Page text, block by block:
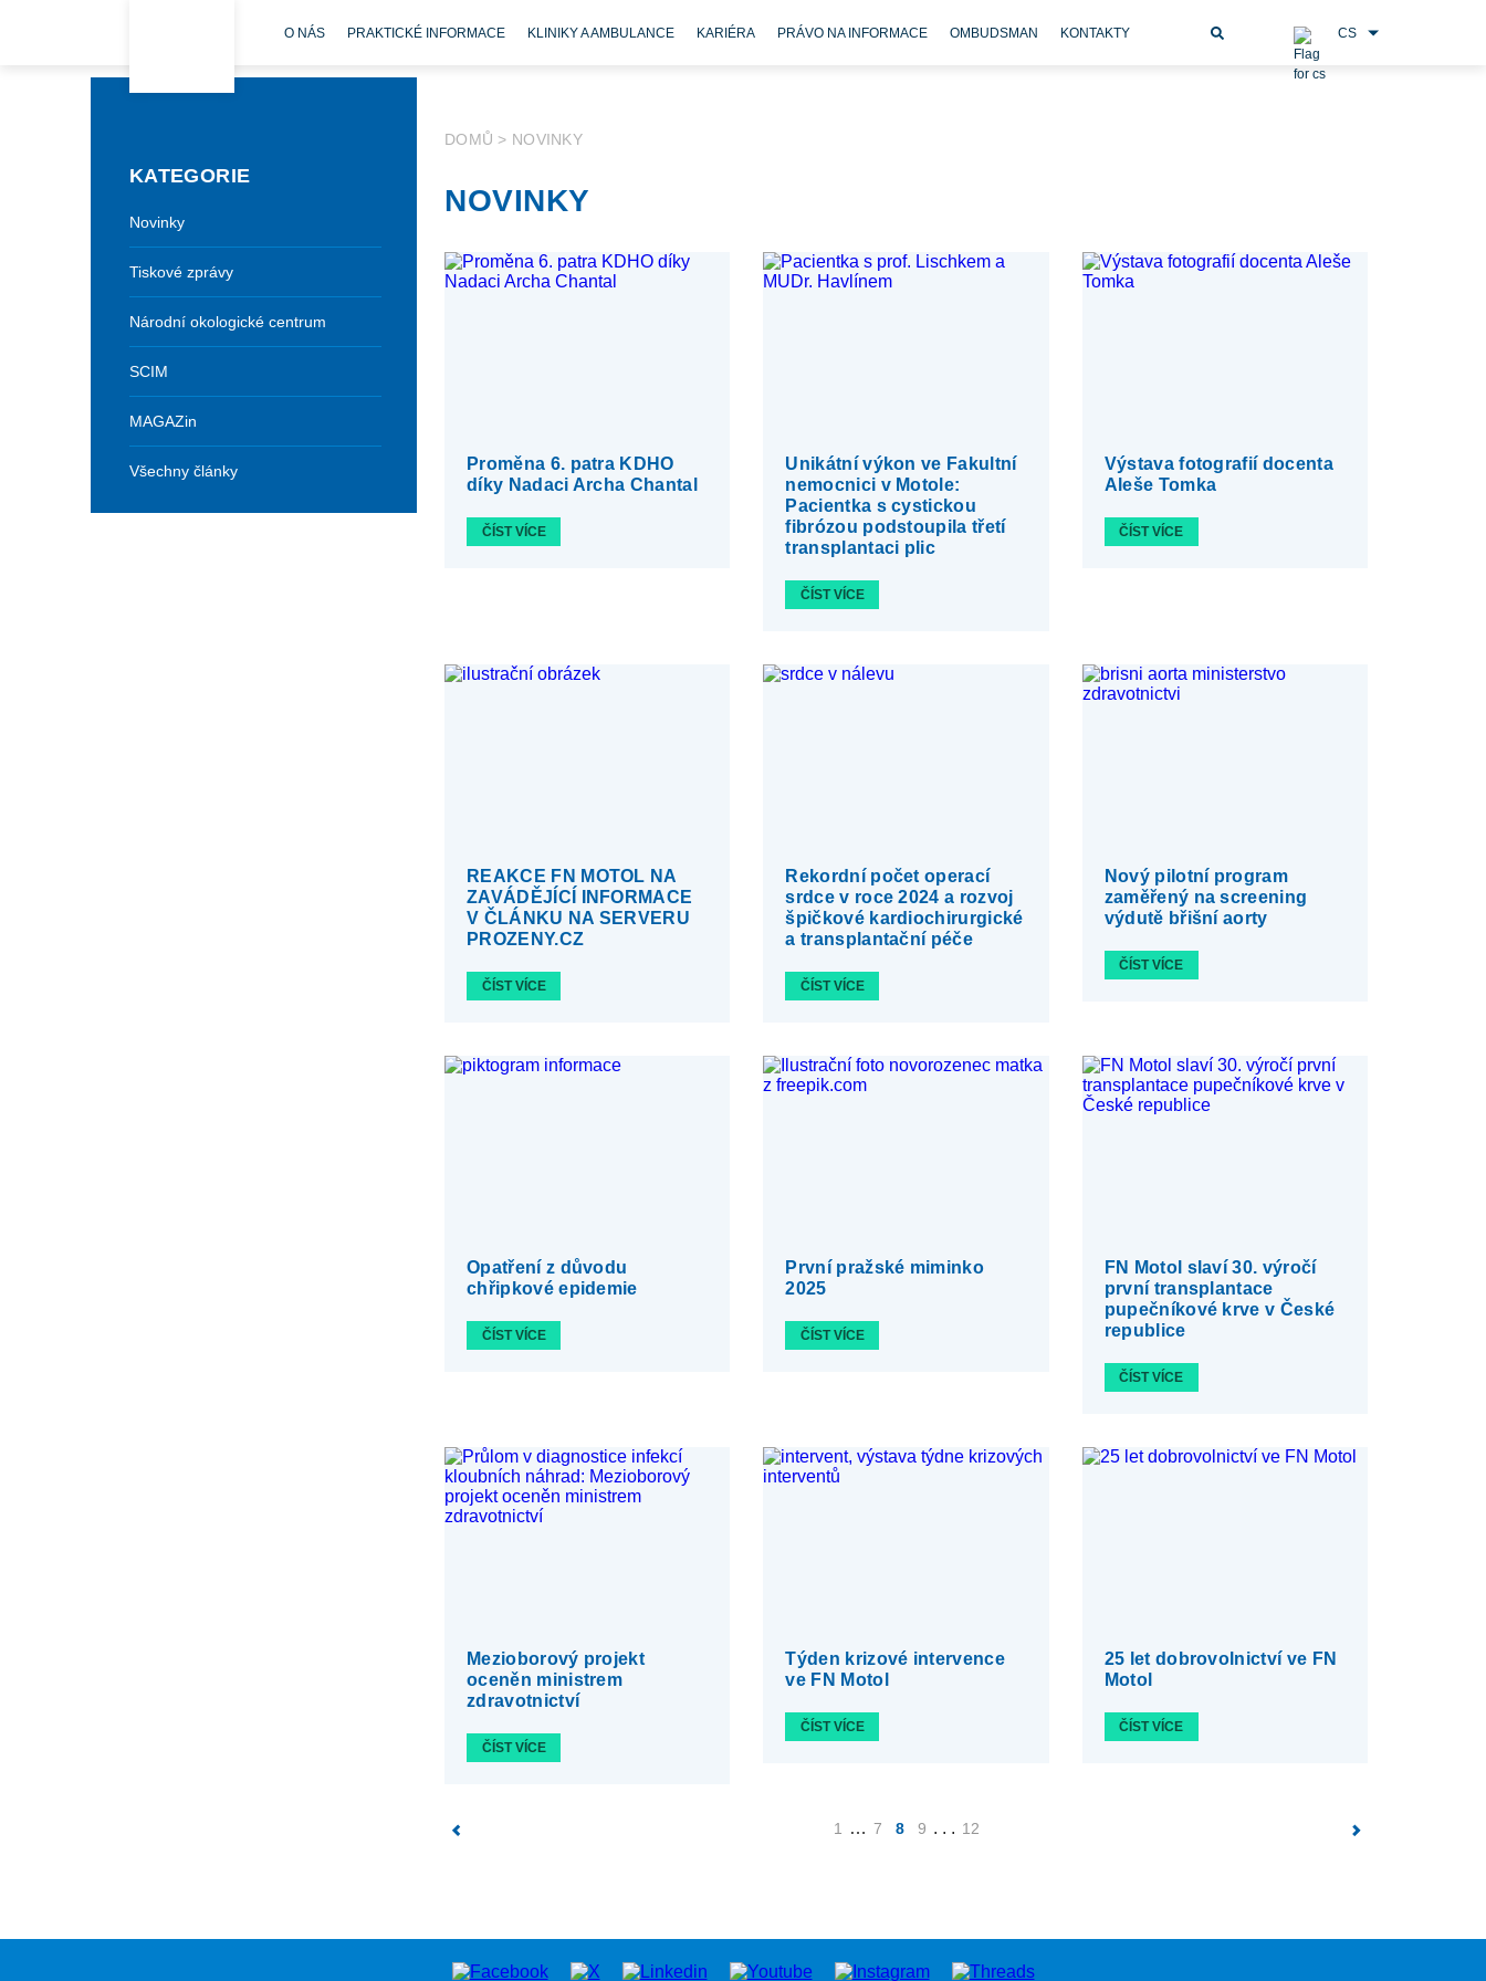
O NÁS PRAKTICKÉ INFORMACE KLINIKY A AMBULANCE KARIÉRA PRÁVO NA INFORMACE OMBUDSMAN KONTAKTY CS
KATEGORIE
Novinky
Tiskové zprávy
Národní okologické centrum
SCIM
MAGAZin
Všechny články
DOMŮ > NOVINKY
NOVINKY
Proměna 6. patra KDHO
díky Nadaci Archa Chantal
ČÍST VÍCE
Unikátní výkon ve Fakultní
nemocnici v Motole:
Pacientka s cystickou
fibrózou podstoupila třetí
transplantaci plic
ČÍST VÍCE
Výstava fotografií docenta
Aleše Tomka
ČÍST VÍCE
REAKCE FN MOTOL NA
ZAVÁDĚJÍCÍ INFORMACE
V ČLÁNKU NA SERVERU
PROZENY.CZ
ČÍST VÍCE
Rekordní počet operací
srdce v roce 2024 a rozvoj
špičkové kardiochirurgické
a transplantační péče
ČÍST VÍCE
Nový pilotní program
zaměřený na screening
výdutě břišní aorty
ČÍST VÍCE
Opatření z důvodu
chřipkové epidemie
ČÍST VÍCE
První pražské miminko
2025
ČÍST VÍCE
FN Motol slaví 30. výročí
první transplantace
pupečníkové krve v České
republice
ČÍST VÍCE
Mezioborový projekt
oceněn ministrem
zdravotnictví
ČÍST VÍCE
Týden krizové intervence
ve FN Motol
ČÍST VÍCE
25 let dobrovolnictví ve FN
Motol
ČÍST VÍCE
1 … 7 8 9 . . . 12